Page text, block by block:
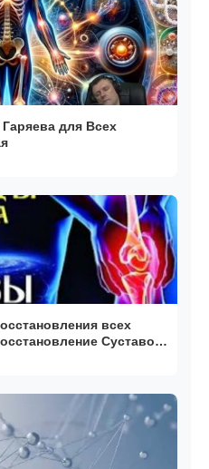
для Всех
всех
Суставов